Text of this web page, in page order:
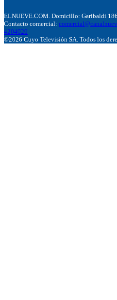
ELNUEVE.COM. Domicillo: Garibaldi
Contacto comercial:
4204020
©2026 Cuyo Televisión SA. Todos los